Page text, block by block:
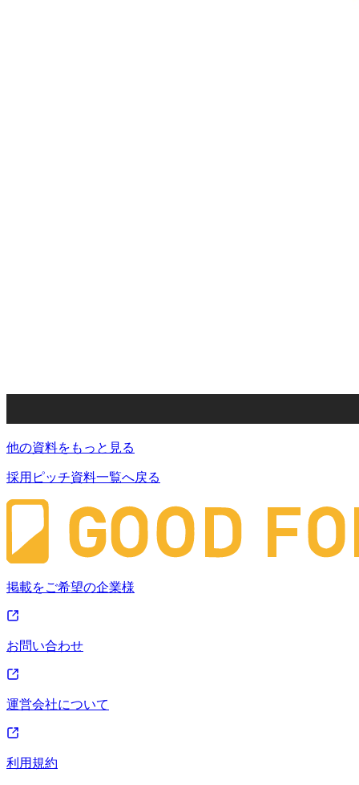
他の資料をもっと見る
採用ピッチ資料一覧へ戻る
掲載をご希望の企業様
お問い合わせ
運営会社について
利用規約